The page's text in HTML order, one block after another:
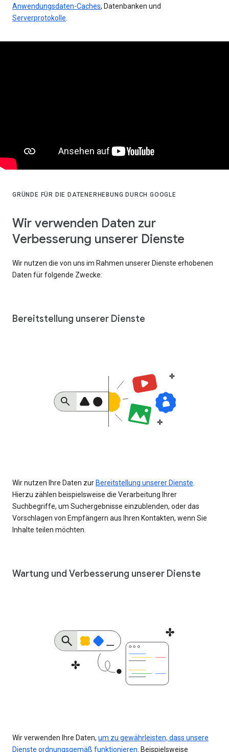
Anwendungsdaten-Caches, Datenbanken und
Serverprotokolle
GRÜNDE FÜR DIE DATENERHEBUNG DURCH GOOGLE
Wir verwenden Daten zur
Verbesserung unserer Dienste
Wir nutzen die von uns im Rahmen unserer Dienste erhobenen
Daten für folgende Zwecke:
Bereitstellung unserer Dienste
Wir nutzen Ihre Daten zur Bereitstellung unserer Dienste
Hierzu zählen beispielsweise die Verarbeitung Ihrer
Suchbegriffe, um Suchergebnisse einzublenden, oder das
Vorschlagen von Empfängern aus Ihren Kontakten, wenn Sie
Inhalte teilen möchten.
Wartung und Verbesserung unserer Dienste
Wir verwenden Ihre Daten, um zu gewährleisten, dass unsere
Dienste ordnungsgemäß funktionieren . Beispielsweise